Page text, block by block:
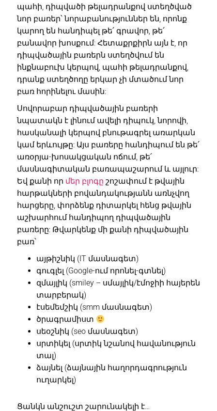
պահի, դիպվածի թելադրանքով ստեղծված
նոր բառեր՝ նորաբանություններ են, որոնք
կարող են հանդիպել թե՛ գրավոր, թե՛
բանավոր խոսքում: Հետաքրքիրն այն է, որ
դիպվածային բառերն ստեղծվում են
ինքնաբուխ կերպով, պահի թելադրանքով,
դրանք ստեղծողը երկար չի մտածում նոր
բառ հորինելու մասին:
Սովորաբար դիպվածային բառերի
նպատակն է լինում ավելի դիպուկ, նորովի,
հասկանալի կերպով բնութագրել առարկան
կամ երևույթը: Այս բառերը հանդիպում են թե՛
առօրյա-խոսակցական ոճում, թե՛
մասնագիտական բառապաշարում և այլուր:
Եվ քանի որ մեր բլոգը շոշափում է թվային
հարթակների բովանդակությանն առնչվող
հարցերը, փորձենք դիտարկել հենց թվային
աշխարհում հանդիպող դիպվածային
բառերը: Թվարկենք մի քանի դիպվածային
բառ՝
այթիշնիկ (IT մասնագետ)
գուգլել (Google-ում որոնել-գտնել)
զմայլիկ (smiley – սմայլիկ/էմոջիի հայերեն
տարբերակ)
էսեմեմշիկ (smm մասնագետ)
ծրագրամիստ
սեօշնիկ (seo մասնագետ)
սրտիկել (սրտիկ նշանով հավանություն
տալ)
ձայնել (ձայնային հաղորդագրություն
ուղարկել)
Ցանկն անշուշտ շարունակելի է…